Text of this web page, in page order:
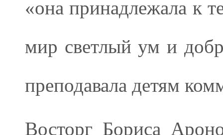
«она принадлежала к
мир светлый ум и
преподавала детям
Восторг Бориса